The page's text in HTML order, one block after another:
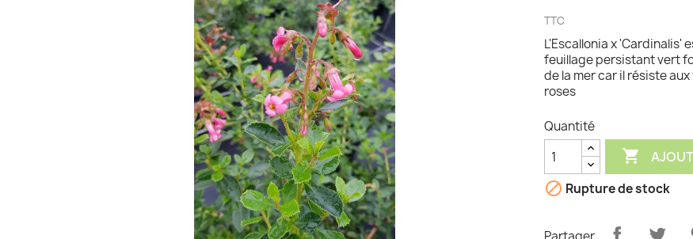
Plantes grimpantes
Fourgères
Bambous et graminées
TTC
L'Escallonia x 'Cardinalis'
feuillage persistant vert
de la mer car il résiste
roses
Quantité

 Rupture de stock